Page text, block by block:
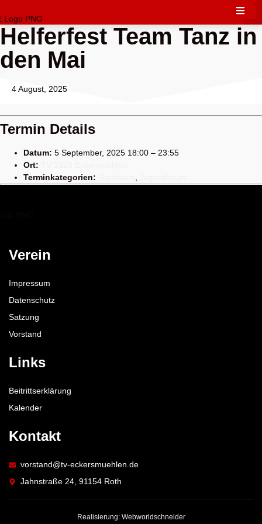
Helferfest Team Tanz in
den Mai
4 August, 2025
Termin Details
Datum: 5 September, 2025 18:00 – 23:55
Ort:
Terminkategorien:
,
Verein
Impressum
Datenschutz
Satzung
Vorstand
Links
Beitrittserklärung
Kalender
Kontakt
vorstand@tv-eckersmuehlen.de
Jahnstraße 24, 91154 Roth
Realisierung: Webworldschneider